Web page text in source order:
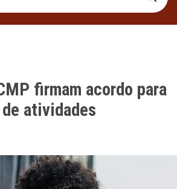
firmam acordo para
atividades